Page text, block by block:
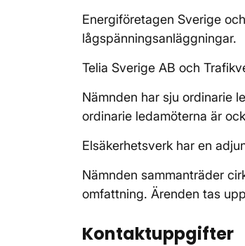
Energiföretagen Sverige
lågspänningsanläggningar.
Telia Sverige AB och
Nämnden har sju ordinarie
ordinarie ledamöterna är
Elsäkerhetsverk har en
Nämnden sammanträder
omfattning. Ärenden tas
Kontaktuppgifter